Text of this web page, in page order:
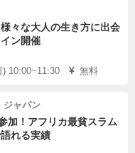
々な大人の生き方に出会
ン開催
) 10:00~11:30 無料
ジャパン
加！アフリカ最貧スラム
れる実績